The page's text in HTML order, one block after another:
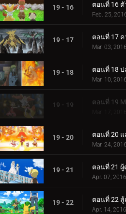
19 - 16
Feb. 25,
19 - 17
Mar. 03, 2016
19 - 18 ตอนที่ 18
Mar. 10, 2016
19 - 19
Mar. 17, 2016
19 - 20 ตอนที่ 20
Mar. 24, 2016
19 - 21 ตอนที่ 21 ผู้
Apr. 07, 2016
19 - 22 ตอนที่ 22 สู้
Apr. 14, 2016